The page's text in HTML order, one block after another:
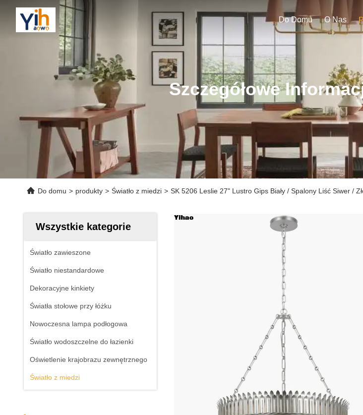
Do Domu O Nas
Szczegółowe
Do domu > produkty > Światło z miedzi > SK 5206 Leslie 27" Lustro Gips Biały / Spalony Liść Siwer /
Wszystkie kategorie
Światło zawieszone
Światło niestandardowe
Dekoracyjne kinkiety
Światła stołowe przy łóżku
Nowoczesna lampa podłogowa
Światło wodoszczelne do łazienki
Oświetlenie krajobrazu zewnętrznego
Światło z miedzi